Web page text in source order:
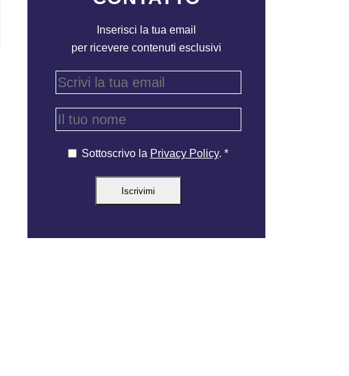
Inserisci la tua email
per ricevere contenuti esclusivi
Sottoscrivo la Privacy Policy. *